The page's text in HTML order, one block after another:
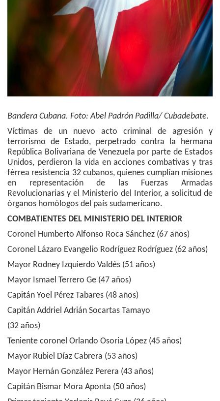
Bandera Cubana. Foto: Abel Padrón Padilla/ Cubadebate.
Víctimas de un nuevo acto criminal de agresión y
terrorismo de Estado, perpetrado contra la hermana
República Bolivariana de Venezuela por parte de Estados
Unidos, perdieron la vida en acciones combativas y tras
férrea resistencia 32 cubanos, quienes cumplían misiones
en representación de las Fuerzas Armadas
Revolucionarias y el Ministerio del Interior, a solicitud de
órganos homólogos del país sudamericano.
COMBATIENTES DEL MINISTERIO DEL INTERIOR
Coronel Humberto Alfonso Roca Sánchez (67 años)
Coronel Lázaro Evangelio Rodríguez Rodríguez (62 años)
Mayor Rodney Izquierdo Valdés (51 años)
Mayor Ismael Terrero Ge (47 años)
Capitán Yoel Pérez Tabares (48 años)
Capitán Addriel Adrián Socartas Tamayo
(32 años)
Teniente coronel Orlando Osoria López (45 años)
Mayor Rubiel Díaz Cabrera (53 años)
Mayor Hernán González Perera (43 años)
Capitán Bismar Mora Aponta (50 años)